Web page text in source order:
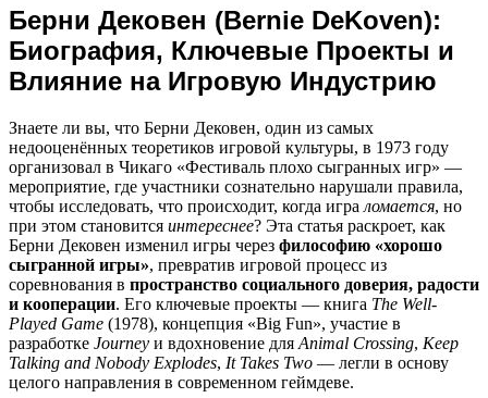
Берни Дековен (Bernie DeKoven):
Биография, Ключевые Проекты и
Влияние на Игровую Индустрию
Знаете ли вы, что Берни Дековен, один из самых
недооценённых теоретиков игровой культуры, в 1973 году
организовал в Чикаго «Фестиваль плохо сыгранных игр» —
мероприятие, где участники сознательно нарушали правила,
чтобы исследовать, что происходит, когда игра ломается, но
при этом становится интереснее? Эта статья раскроет, как
Берни Дековен изменил игры через философию «хорошо
сыгранной игры», превратив игровой процесс из
соревнования в пространство социального доверия, радости
и кооперации. Его ключевые проекты — книга The Well-
Played Game (1978), концепция «Big Fun», участие в
разработке Journey и вдохновение для Animal Crossing, Keep
Talking and Nobody Explodes, It Takes Two — легли в основу
целого направления в современном геймдеве.